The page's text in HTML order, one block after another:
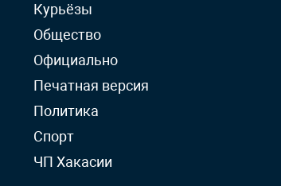
Курьёзы
Общество
Официально
Печатная версия
Политика
Спорт
ЧП Хакасии